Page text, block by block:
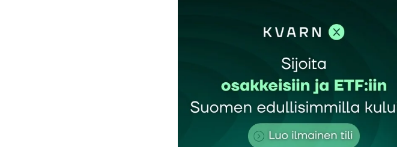
Pakolliset kentät on merkitty